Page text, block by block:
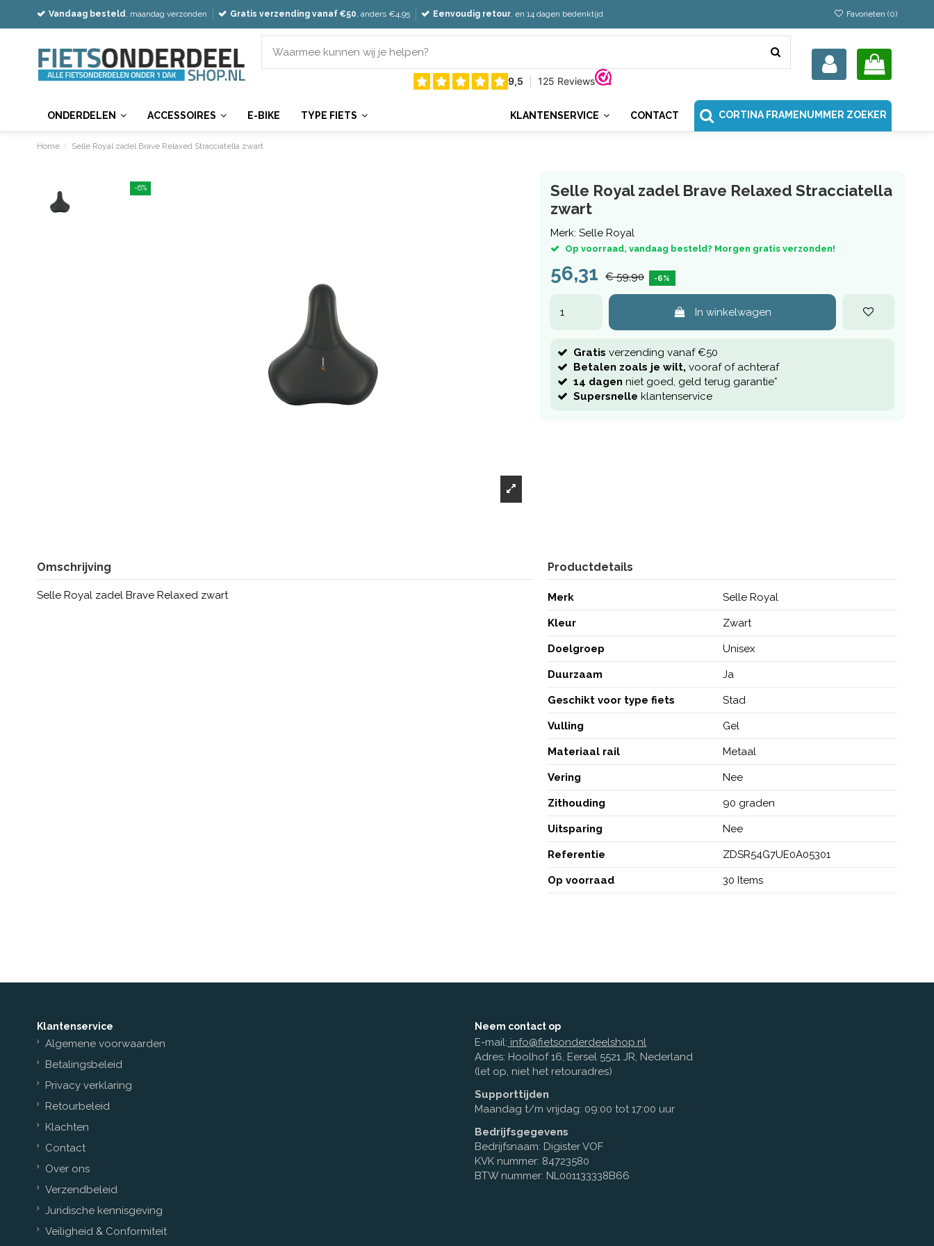
Vandaag besteld, maandag verzonden Gratis verzending vanaf €50, anders €4,95 Eenvoudig retour, en 14 dagen bedenktijd Favorieten (0)
ONDERDELEN ACCESSOIRES E-BIKE TYPE FIETS CORTINA FRAMENUMMER ZOEKER
CONTACT
KLANTENSERVICE
Home Selle Royal zadel Brave Relaxed Stracciatella zwart
-6%
Selle Royal zadel Brave Relaxed Stracciatella
zwart
Merk: Selle Royal
Op voorraad, vandaag besteld? Morgen gratis verzonden!
56,31 € 59,90 -6%
In winkelwagen
Gratis verzending vanaf €50
Betalen zoals je wilt, vooraf of achteraf
14 dagen niet goed, geld terug garantie*
Supersnelle klantenservice
Omschrijving
Selle Royal zadel Brave Relaxed zwart
Productdetails
Merk Selle Royal
Kleur Zwart
Doelgroep Unisex
Duurzaam Ja
Geschikt voor type fiets Stad
Vulling Gel
Materiaal rail Metaal
Vering Nee
Zithouding 90 graden
Uitsparing Nee
Referentie ZDSR54G7UE0A05301
Op voorraad 30 Items
Klantenservice
Algemene voorwaarden
Betalingsbeleid
Privacy verklaring
Retourbeleid
Klachten
Contact
Over ons
Verzendbeleid
Juridische kennisgeving
Veiligheid & Conformiteit
Neem contact op
E-mail: info@fietsonderdeelshop.nl
Adres: Hoolhof 16, Eersel 5521 JR, Nederland
(let op, niet het retouradres)
Supporttijden
Maandag t/m vrijdag: 09:00 tot 17:00 uur
Bedrijfsgegevens
Bedrijfsnaam: Digister VOF
KVK nummer: 84723580
BTW nummer: NL001133338B66